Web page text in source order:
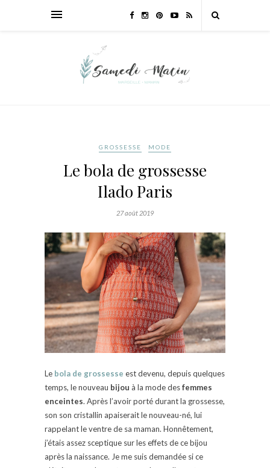
GROSSESSE MODE
Le bola de grossesse
Ilado Paris
27 août 2019
Le bola de grossesse est devenu, depuis quelques
temps, le nouveau bijou à la mode desfemmes
enceintes. Après l’avoir porté durant la grossesse,
son son cristallin apaiserait le nouveau-né, lui
rappelant le ventre de sa maman. Honnêtement,
j’étais assez sceptique sur les effets de ce bijou
après la naissance. Je me suis demandée si ce